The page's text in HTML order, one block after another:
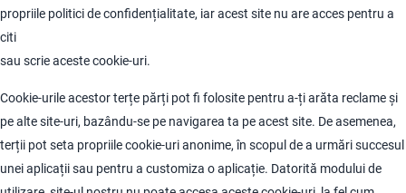
propriile politici de confidențialitate, iar acest site nu are acces pentru a
citi
sau scrie aceste cookie-uri.
Cookie-urile acestor terțe părți pot fi folosite pentru a-ți arăta reclame și
pe alte site-uri, bazându-se pe navigarea ta pe acest site. De asemenea,
terții pot seta propriile cookie-uri anonime, în scopul de a urmări succesul
unei aplicații sau pentru a customiza o aplicație. Datorită modului de